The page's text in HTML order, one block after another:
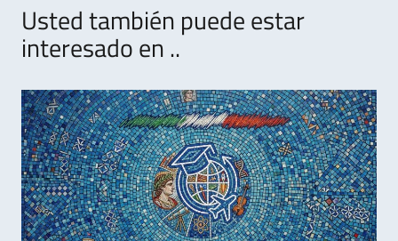
Usted también puede estar
interesado en ..